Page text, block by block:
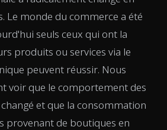
Le monde du commerce a été
seuls ceux qui ont la
produits ou services via le
peuvent réussir. Nous
voir que le comportement des
et que la consommation
provenant de boutiques en